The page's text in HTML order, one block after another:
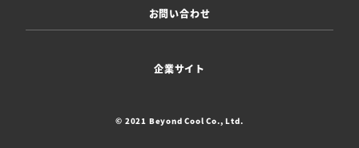
お問い合わせ
企業サイト
© 2021 Beyond Cool Co., Ltd.